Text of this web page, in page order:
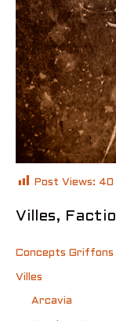
Post Views: 40
Villes,
Concepts Griffons
Villes
Arcavia